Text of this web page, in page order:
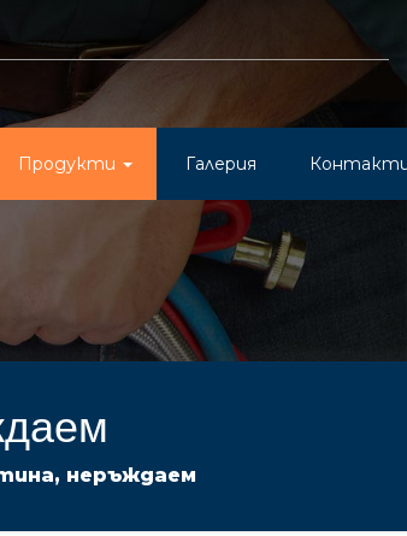
Продукти Галерия
неръждаем